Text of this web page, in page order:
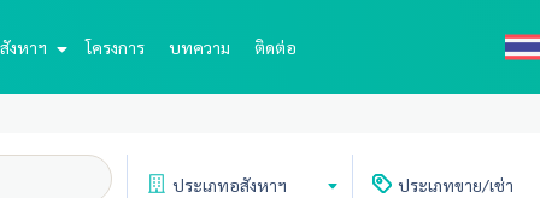
งหาฯ โครงการ บทความ ติดต่อ
ประเภทอสังหาฯ ประเภทขาย/เช่า